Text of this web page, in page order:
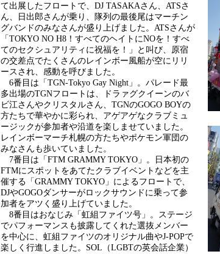
て出展したフロートで、DJ TASAKAさん、ATSさ
ん、日出郎さんが乗り、隊列の最後尾はマーチン
グバンドのみなさんが盛り上げました。ATSさんが
「TOKYO NO H8！すべてのヘイトにNOを！すべ
てのセクシュアリティに祝福を！」と叫び、原宿
の交差点でたくさんのレインボー風船が空にリリ
ースされ、感動を呼びました。
6番目は「TGN-Tokyo Gay Night」。パレード最
多出場のTGNフロートは、ドラァグクイーンのバ
ビ江さんやクリスタルさん、TGNのGOGO BOYの
方たちで華やかに彩られ、アゲアゲなクラブミュ
ージックが参加者や沿道を楽しませていました。
レインボーマーチ札幌の方たちやポケモン軍団の
みなさんも歩いていました。
7番目は「FTM GRAMMY TOKYO」。日本初の
FTMにスポットをあてたクラブイベントなどを主
催する「GRAMMY TOKYO」によるフロートで、
DJやGOGOダンサーがロックサウンドに乗って参
加者をアツく盛り上げていました。
8番目はおなじみ「虹組ファイツ号」。ステージ
でパフォーマンスも披露してくれた選抜メンバー
を中心に、虹組ファイツのオリジナル曲やJ-POPで
楽しく行進しました。SOL（LGBTの英会話企業）